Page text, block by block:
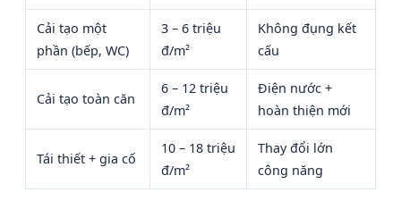
Cải tạo một
phần (bếp, WC)
3 – 6 triệu
đ/m²
Không đụng kết
cấu
Cải tạo toàn căn
6 – 12 triệu
đ/m²
Điện nước +
hoàn thiện mới
Tái thiết + gia cố
10 – 18 triệu
đ/m²
Thay đổi lớn
công năng